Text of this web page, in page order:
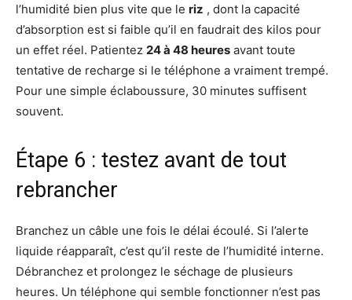
l’humidité bien plus vite que le riz , dont la capacité
d’absorption est si faible qu’il en faudrait des kilos pour
un effet réel. Patientez 24 à 48 heures avant toute
tentative de recharge si le téléphone a vraiment trempé.
Pour une simple éclaboussure, 30 minutes suffisent
souvent.
Étape 6 : testez avant de tout
rebrancher
Branchez un câble une fois le délai écoulé. Si l’alerte
liquide réapparaît, c’est qu’il reste de l’humidité interne.
Débranchez et prolongez le séchage de plusieurs
heures. Un téléphone qui semble fonctionner n’est pas